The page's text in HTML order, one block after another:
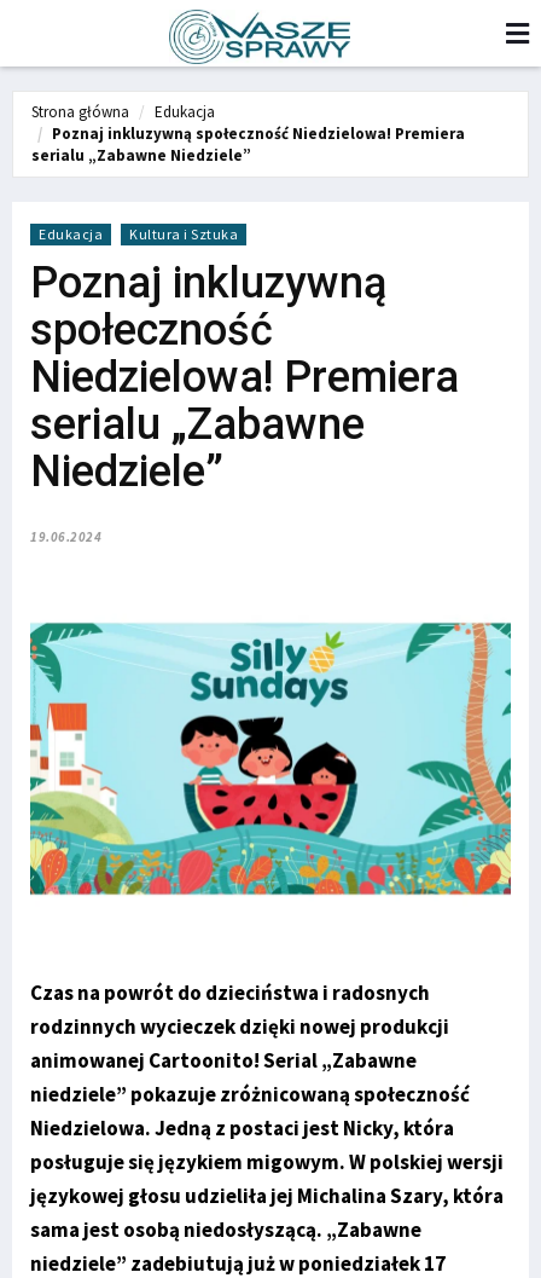
Strona główna
Edukacja
Poznaj inkluzywną społeczność Niedzielowa! Premiera
serialu „Zabawne Niedziele”
Edukacja Kultura i Sztuka
Poznaj inkluzywną
społeczność
Niedzielowa! Premiera
serialu „Zabawne
Niedziele”
19.06.2024
Czas na powrót do dzieciństwa i radosnych
rodzinnych wycieczek dzięki nowej produkcji
animowanej Cartoonito! Serial „Zabawne
niedziele” pokazuje zróżnicowaną społeczność
Niedzielowa. Jedną z postaci jest Nicky, która
posługuje się językiem migowym. W polskiej wersji
językowej głosu udzieliła jej Michalina Szary, która
sama jest osobą niedosłyszącą. „Zabawne
niedziele” zadebiutują już w poniedziałek 17